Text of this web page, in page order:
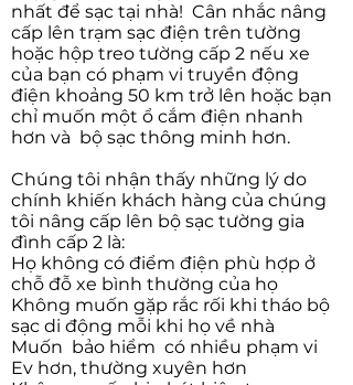
nhất để sạc tại nhà! Cân nhắc nâng
cấp lên trạm sạc điện trên tường
hoặc hộp treo tường cấp 2 nếu xe
của bạn có phạm vi truyền động
điện khoảng 50 km trở lên hoặc bạn
chỉ muốn một ổ cắm điện nhanh
hơn và bộ sạc thông minh hơn.
Chúng tôi nhận thấy những lý do
chính khiến khách hàng của chúng
tôi nâng cấp lên bộ sạc tường gia
đình cấp 2 là:
Họ không có điểm điện phù hợp ở
chỗ đỗ xe bình thường của họ
Không muốn gặp rắc rối khi tháo bộ
sạc di động mỗi khi họ về nhà
Muốn bảo hiểm có nhiều phạm vi
Ev hơn, thường xuyên hơn